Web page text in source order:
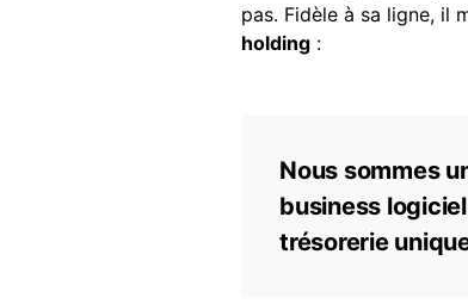
pas. Fidèle à sa ligne, il
holding :
Nous sommes
business
trésorerie